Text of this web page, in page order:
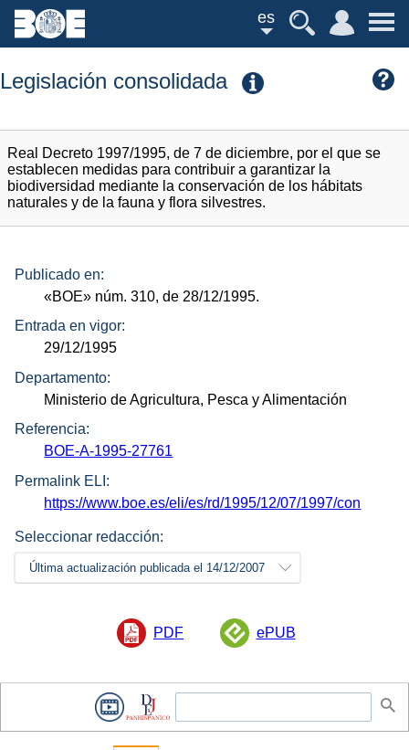
es
Legislación consolidada
Real Decreto 1997/1995, de 7 de diciembre, por el que se
establecen medidas para contribuir a garantizar la
biodiversidad mediante la conservación de los hábitats
naturales y de la fauna y flora silvestres.
Publicado en:
«BOE» núm. 310, de 28/12/1995.
Entrada en vigor:
29/12/1995
Departamento:
Ministerio de Agricultura, Pesca y Alimentación
Referencia:
BOE-A-1995-27761
Permalink ELI:
https://www.boe.es/eli/es/rd/1995/12/07/1997/con
Seleccionar redacción:
Última actualización publicada el 14/12/2007
PDF ePUB